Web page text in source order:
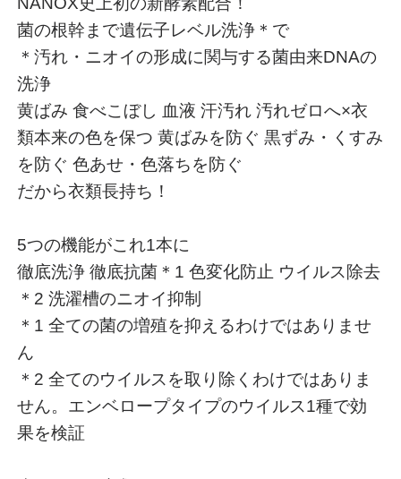
菌の根幹まで遺伝子レベル洗浄＊で
＊汚れ・ニオイの形成に関与する菌由来DNAの
洗浄
黄ばみ 食べこぼし 血液 汗汚れ 汚れゼロへ×衣
類本来の色を保つ 黄ばみを防ぐ 黒ずみ・くすみ
を防ぐ 色あせ・色落ちを防ぐ
だから衣類長持ち！
5つの機能がこれ1本に
徹底洗浄 徹底抗菌＊1 色変化防止 ウイルス除去
＊2 洗濯槽のニオイ抑制
＊1 全ての菌の増殖を抑えるわけではありませ
ん
＊2 全てのウイルスを取り除くわけではありま
せん。エンベロープタイプのウイルス1種で効
果を検証